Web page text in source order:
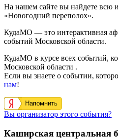
На нашем сайте вы найдете всю
«Новогодний переполох».
КудаМО — это интерактивная
событий Московской области.
КудаМО в курсе всех событий,
Московской области .
Если вы знаете о событии,
нам!
Напомнить
Вы организатор этого события?
Каширская центральная